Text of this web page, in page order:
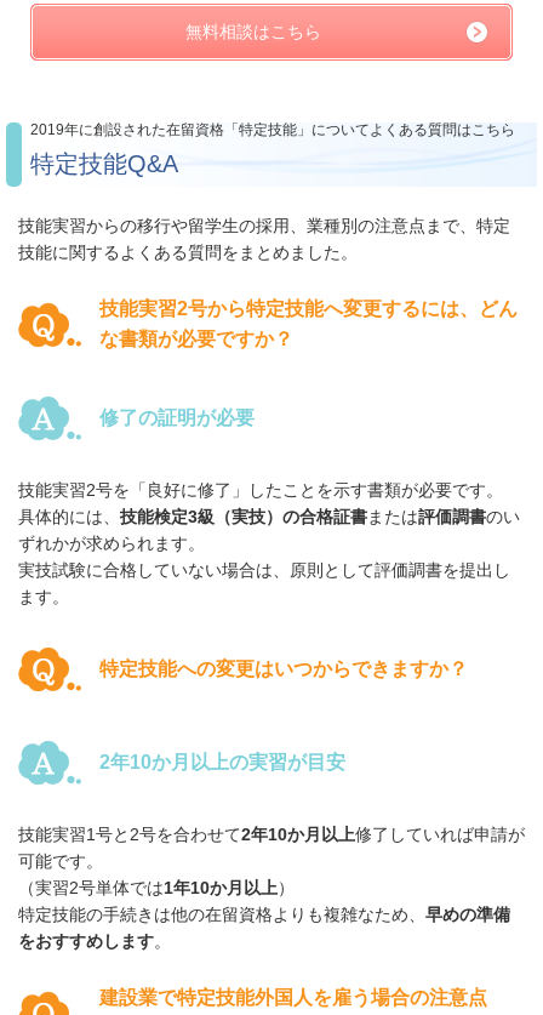
無料相談はこちら
2019年に創設された在留資格「特定技能」についてよくある質問はこちら
特定技能Q&A
技能実習からの移行や留学生の採用、業種別の注意点まで、特定
技能に関するよくある質問をまとめました。
技能実習2号から特定技能へ変更するには、どん
な書類が必要ですか？
修了の証明が必要
技能実習2号を「良好に修了」したことを示す書類が必要です。
具体的には、 技能検定3級（実技）の合格証書または評価調書のい
ずれかが求められます。
実技試験に合格していない場合は、原則として評価調書を提出し
ます。
特定技能への変更はいつからできますか？
2年10か月以上の実習が目安
技能実習1号と2号を合わせて2年10か月以上修了していれば申請が
可能です。
（実習2号単体では1年10か月以上）
特定技能の手続きは他の在留資格よりも複雑なため、 早めの準備
をおすすめします。
建設業で特定技能外国人を雇う場合の注意点